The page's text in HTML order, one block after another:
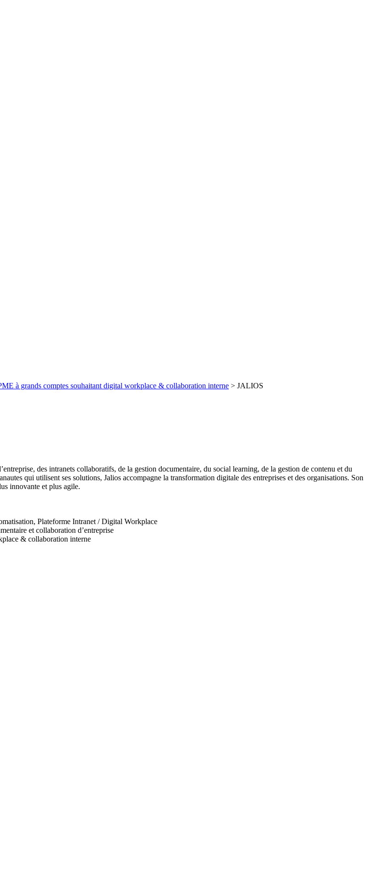
à grands comptes souhaitant digital workplace & collaboration interne > JALIOS
des intranets collaboratifs, de la gestion documentaire, du social learning, de la gestion de contenu et du
qui utilisent ses solutions, Jalios accompagne la transformation digitale des entreprises et des organisations. Son
innovante et plus agile.
Plateforme Intranet / Digital Workplace
et collaboration d’entreprise
& collaboration interne